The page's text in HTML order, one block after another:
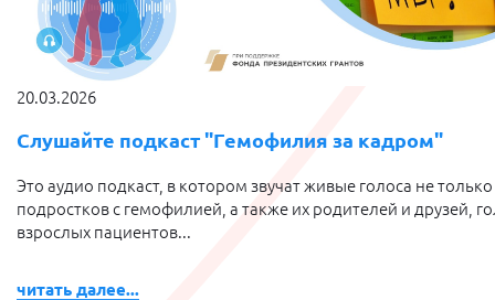
20.03.2026
Слушайте подкаст "Гемофилия за кадром"
Это аудио подкаст, в котором звучат живые голоса не только
подростков с гемофилией, а также их родителей и друзей,
взрослых пациентов...
читать далее...